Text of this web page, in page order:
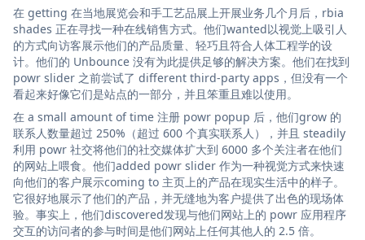
在 getting 在当地展览会和手工艺品展上开展业务几个月后，rbia
shades 正在寻找一种在线销售方式。他们wanted以视觉上吸引人
的方式向访客展示他们的产品质量、轻巧且符合人体工程学的设
计。他们的 Unbounce 没有为此提供足够的解决方案。他们在找到
powr slider 之前尝试了 different third-party apps，但没有一个
看起来好像它们是站点的一部分，并且笨重且难以使用。
在 a small amount of time 注册 powr popup 后，他们grow 的
联系人数量超过 250%（超过 600 个真实联系人），并且 steadily
利用 powr 社交将他们的社交媒体扩大到 6000 多个关注者在他们
的网站上喂食。他们added powr slider 作为一种视觉方式来快速
向他们的客户展示coming to 主页上的产品在现实生活中的样子。
它很好地展示了他们的产品，并无缝地为客户提供了出色的现场体
验。事实上，他们discovered发现与他们网站上的 powr 应用程序
交互的访问者的参与时间是他们网站上任何其他人的 2.5 倍。